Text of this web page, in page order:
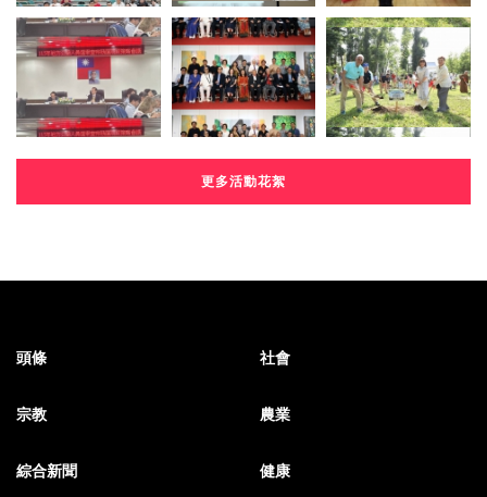
更多活動花絮
頭條 社會
宗教 農業
綜合新聞 健康